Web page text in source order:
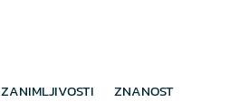
ZANIMLJIVOSTI ZNANOST